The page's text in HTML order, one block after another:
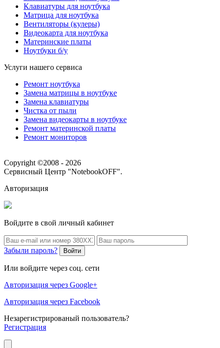
Клавиатуры для ноутбука
Матрица для ноутбука
Вентиляторы (кулеры)
Видеокарта для ноутбука
Материнские платы
Ноутбуки б/у
Услуги нашего сервиса
Ремонт ноутбука
Замена матрицы в ноутбуке
Замена клавиатуры
Чистка от пыли
Замена видеокарты в ноутбуке
Ремонт материнской платы
Ремонт мониторов
Copyright ©2008 - 2026
Сервисный Центр "NotebookOFF".
Авторизация
Войдите в свой личный кабинет
Забыли пароль? Войти
Или войдите через соц. сети
Авторизация через Google+
Авторизация через Facebook
Незарегистрированый пользователь?
Регистрация